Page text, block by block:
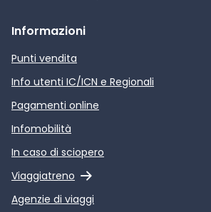
Informazioni
Punti vendita
Info utenti IC/ICN e Regionali
Pagamenti online
Infomobilità
In caso di sciopero
Viaggiatreno
Link esterno
Agenzie di viaggi